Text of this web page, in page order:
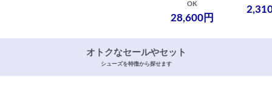
OK
28,600円
オトクなセールやセット
シューズを特徴から探せます